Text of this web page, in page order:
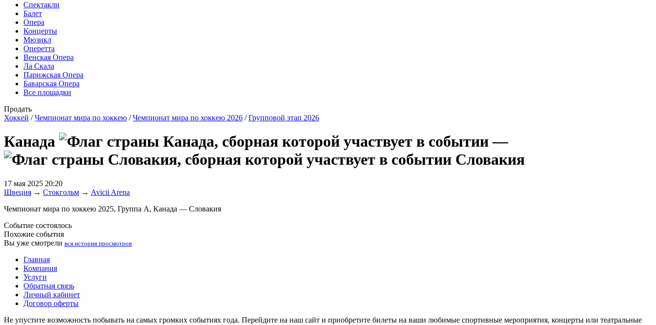
Спектакли
Балет
Опера
Концерты
Мюзикл
Оперетта
Венская Опера
Ла Скала
Парижская Опера
Баварская Опера
Все площадки
Продать
Хоккей /Чемпионат мира по хоккею /Чемпионат мира по хоккею 2026 /Групповой этап 2026
Канада
—
Словакия
17 мая 2025 20:20
Швеция → Стокгольм → Avicii Arena
Чемпионат мира по хоккею 2025, Группа А, Канада — Словакия
Событие состоялось
Похожие события
Вы уже смотрели вся история просмотров
Главная
Компания
Услуги
Обратная связь
Личный кабинет
Договор оферты
Не упустите возможность побывать на самых громких событиях года. Перейдите на наш сайт и приобретите билеты на ваши любимые спортивные мероприятия, концерты или театральные